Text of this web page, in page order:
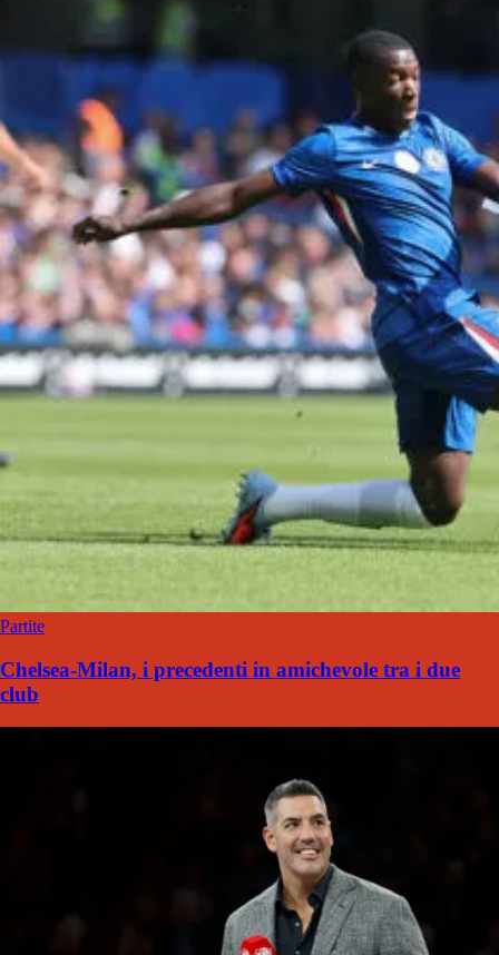
Partite
Chelsea-Milan, i precedenti in amichevole tra i due
club